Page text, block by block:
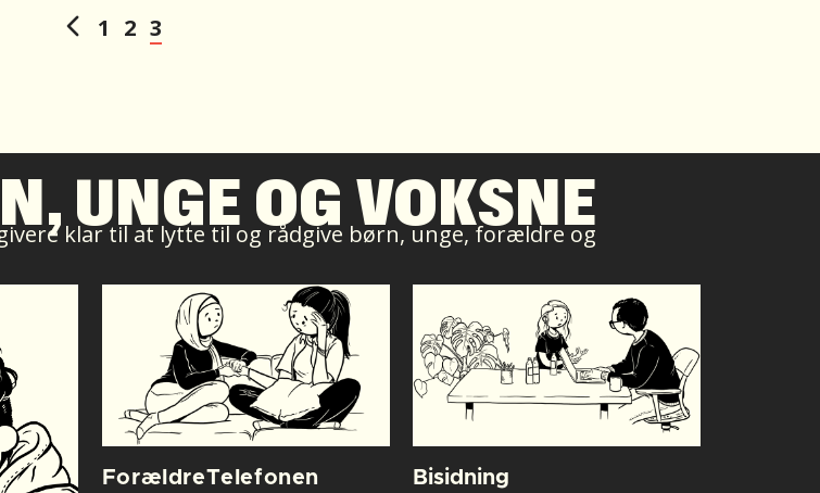
1 2 3
UNGE OG VOKSNE
klar til at lytte til og rådgive børn, unge, forældre og
ForældreTelefonen Bisidning